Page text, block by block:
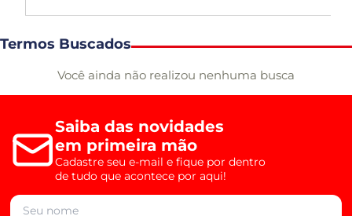
Termos Buscados
Você ainda não realizou nenhuma busca
Saiba das novidades
em primeira mão
Cadastre seu e-mail e fique por dentro
de tudo que acontece por aqui!